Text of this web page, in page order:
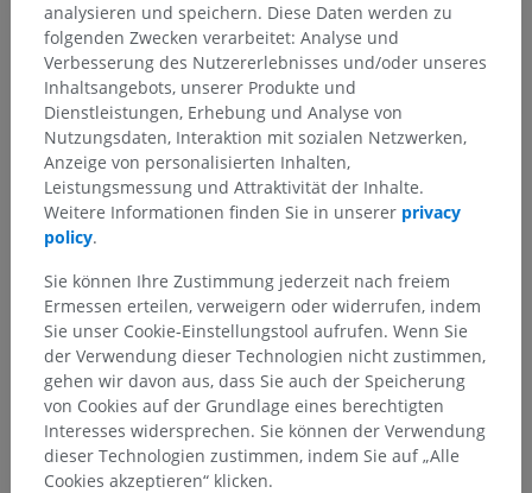
Vergleichende Anatomie bei Tieren
Übersetzungen
Sie haben einen Fehler gefunden?
Sie können gerne eine Berichtigung, Übersetzung oder
inhaltliche Verbesserung vorschlagen.
Ein Problem melden
HOLE SIE SICH DIE APP
analysieren und speichern. Diese Daten werden zu
folgenden Zwecken verarbeitet: Analyse und
Verbesserung des Nutzererlebnisses und/oder unseres
Inhaltsangebots, unserer Produkte und
Dienstleistungen, Erhebung und Analyse von
Nutzungsdaten, Interaktion mit sozialen Netzwerken,
Anzeige von personalisierten Inhalten,
Leistungsmessung und Attraktivität der Inhalte.
Weitere Informationen finden Sie in unserer privacy
policy.
Sie können Ihre Zustimmung jederzeit nach freiem
Ermessen erteilen, verweigern oder widerrufen, indem
Sie unser Cookie-Einstellungstool aufrufen. Wenn Sie
der Verwendung dieser Technologien nicht zustimmen,
gehen wir davon aus, dass Sie auch der Speicherung
von Cookies auf der Grundlage eines berechtigten
Interesses widersprechen. Sie können der Verwendung
dieser Technologien zustimmen, indem Sie auf „Alle
Cookies akzeptieren“ klicken.